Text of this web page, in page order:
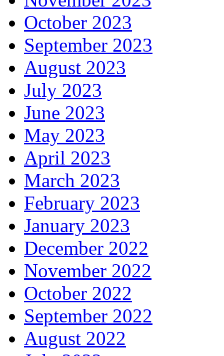
October 2023
September 2023
August 2023
July 2023
June 2023
May 2023
April 2023
March 2023
February 2023
January 2023
December 2022
November 2022
October 2022
September 2022
August 2022